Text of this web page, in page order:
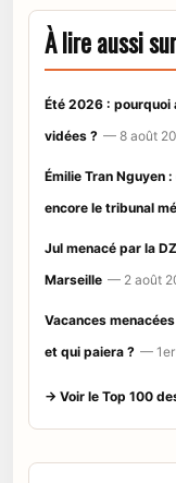
À lire aussi
Été 2026 : pourquoi
vidées ? — 8 août
Émilie Tran Nguyen
encore le tribunal
Jul menacé par la
Marseille — 2 août
Vacances
et qui paiera ? — 1er
→ Voir le Top 100